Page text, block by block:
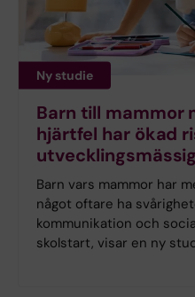
Ny studie
Barn till mammor
hjärtfel har ökad
Barn vars mammor har
något oftare ha
kommunikation och
skolstart, visar en ny